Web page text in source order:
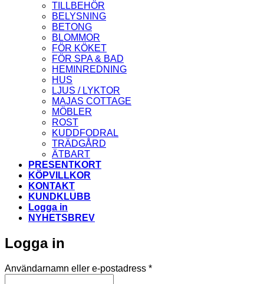
TILLBEHÖR
BELYSNING
BETONG
BLOMMOR
FÖR KÖKET
FÖR SPA & BAD
HEMINREDNING
HUS
LJUS / LYKTOR
MAJAS COTTAGE
MÖBLER
ROST
KUDDFODRAL
TRÄDGÅRD
ÄTBART
PRESENTKORT
KÖPVILLKOR
KONTAKT
KUNDKLUBB
Logga in
NYHETSBREV
Logga in
Användarnamn eller e-postadress *Obligatoriskt